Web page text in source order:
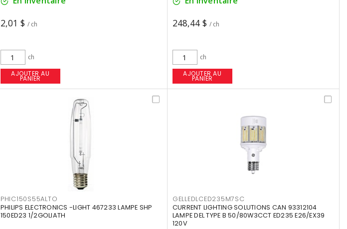
2,01 $ / ch
ch
AJOUTER AU
PANIER
248,44 $ / ch
ch
AJOUTER AU
PANIER
PHIC150S55ALTO
PHILIPS ELECTRONICS -LIGHT 467233 LAMPE SHP
150ED23 1/2GOLIATH
GELLEDLCED235M7SC
CURRENT LIGHTING SOLUTIONS CAN 93312104
LAMPE DEL TYPE B 50/80W3CCT ED235 E26/EX39
120V